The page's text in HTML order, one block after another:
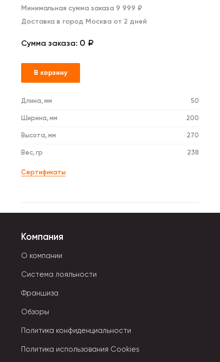
Минимальная сумма заказа 9 999 ₽
Доставка в город Москва от 2 дней
Сумма заказа: 0 ₽
В корзину
Длина, мм 50
Ширина, мм 200
Высота, мм 270
Вес, гр 238
Сертификаты
Компания
О компании
Система лояльности
Франшиза
Обзоры
Политика конфиденциальности
Политика использования Cookies